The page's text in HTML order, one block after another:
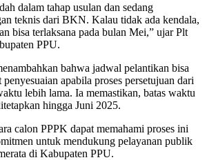
dalam tahap usulan dan sedang
teknis dari BKN. Kalau tidak ada kendala,
bisa terlaksana pada bulan Mei,” ujar Plt
PPU.
bahwa jadwal pelantikan bisa
apabila proses persetujuan dari
lebih lama. Ia memastikan, batas waktu
hingga Juni 2025.
calon PPPK dapat memahami proses ini
untuk mendukung pelayanan publik
di Kabupaten PPU.